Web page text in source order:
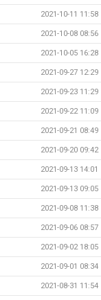
2021-10-11 11:58
2021-10-08 08:56
2021-10-05 16:28
2021-09-27 12:29
2021-09-23 11:29
2021-09-22 11:09
2021-09-21 08:49
2021-09-20 09:42
2021-09-13 14:01
2021-09-13 09:05
2021-09-08 11:38
2021-09-06 08:57
2021-09-02 18:05
2021-09-01 08:34
2021-08-31 11:54